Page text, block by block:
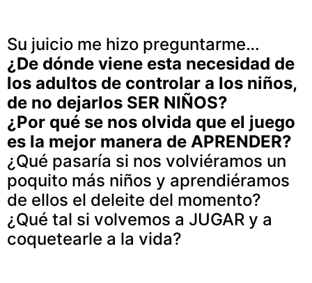
Su juicio me hizo preguntarme…
¿De dónde viene esta necesidad de
los adultos de controlar a los niños,
de no dejarlos SER NIÑOS?
¿Por qué se nos olvida que el juego
es la mejor manera de APRENDER?
¿Qué pasaría si nos volviéramos un
poquito más niños y aprendiéramos
de ellos el deleite del momento?
¿Qué tal si volvemos a JUGAR y a
coquetearle a la vida?